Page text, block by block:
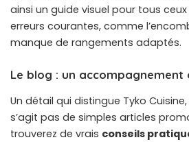
ainsi un guide visuel pour tous
erreurs courantes, comme
manque de rangements adaptés.
Le blog : un accompagnement
Un détail qui distingue Tyko
s’agit pas de simples articles
trouverez de vrais conseils